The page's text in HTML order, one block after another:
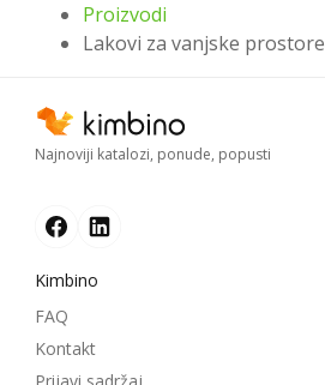
Proizvodi
Lakovi za vanjske prostore
Najnoviji katalozi, ponude, popusti
Kimbino
FAQ
Kontakt
Prijavi sadržaj